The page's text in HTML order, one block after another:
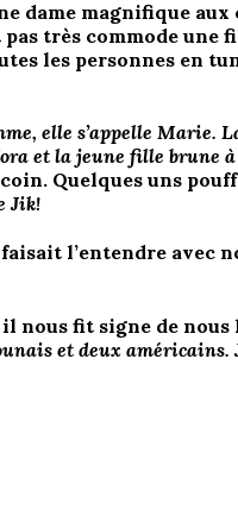
dame magnifique
très commode une
les personnes en
elle s’appelle Marie.
et la jeune fille brune
Quelques uns
Jik!
l’entendre avec
il nous fit signe de
et deux américains.